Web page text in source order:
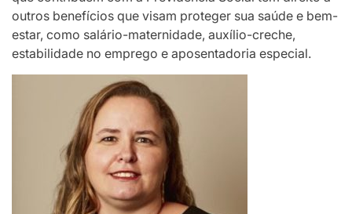
outros benefícios que visam proteger sua saúde e bem-
estar, como salário-maternidade, auxílio-creche,
estabilidade no emprego e aposentadoria especial.